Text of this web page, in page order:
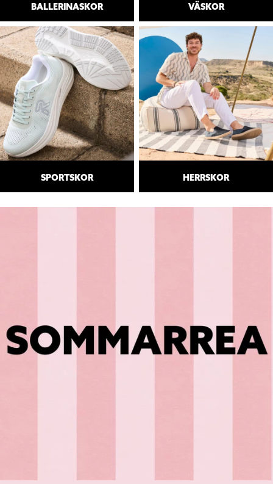
BALLERINASKOR VÄSKOR
SPORTSKOR HERRSKOR